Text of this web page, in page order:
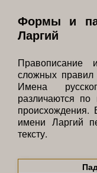
Формы и
Ларгий
сложных правил
Имена
различаются
имени Ларгий
тексту.